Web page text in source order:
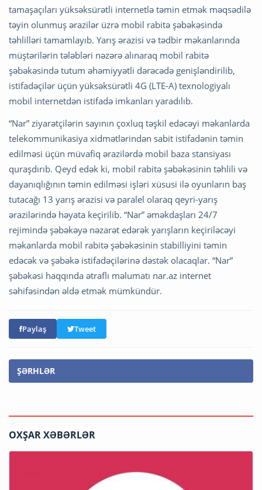
tamaşaçıları yüksəksürətli internetlə təmin etmək məqsədilə
təyin olunmuş ərazilər üzrə mobil rabitə şəbəkəsində
təhlilləri tamamlayıb. Yarış ərazisi və tədbir məkanlarında
müştərilərin tələbləri nəzərə alınaraq mobil rabitə
şəbəkəsində tutum əhəmiyyətli dərəcədə genişləndirilib,
istifadəçilər üçün yüksəksürətli 4G (LTE-A) texnologiyalı
mobil internetdən istifadə imkanları yaradılıb.
“Nar” ziyarətçilərin sayının çoxluq təşkil edəcəyi məkanlarda
telekommunikasiya xidmətlərindən sabit istifadənin təmin
edilməsi üçün müvafiq ərazilərdə mobil baza stansiyası
quraşdırıb. Qeyd edək ki, mobil rabitə şəbəkəsinin təhlili və
dayanıqlığının təmin edilməsi işləri xüsusi ilə oyunların baş
tutacağı 13 yarış ərazisi və paralel olaraq qeyri-yarış
ərazilərində həyata keçirilib. “Nar” əməkdaşları 24/7
rejimində şəbəkəyə nəzarət edərək yarışların keçiriləcəyi
məkanlarda mobil rabitə şəbəkəsinin stabilliyini təmin
edəcək və şəbəkə istifadəçilərinə dəstək olacaqlar. “Nar”
şəbəkəsi haqqında ətraflı məlumatı nar.az internet
səhifəsindən əldə etmək mümkündür.
Paylaş Tweet
ŞƏRHLƏR
OXŞAR XƏBƏRLƏR